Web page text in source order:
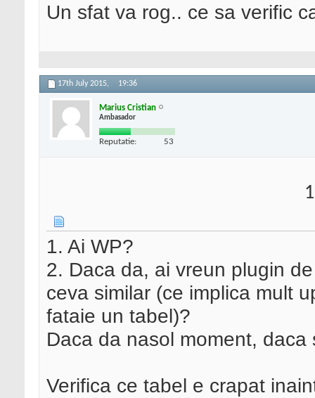
Un sfat va rog.. ce sa verific
17th July 2015, 19:36
Marius Cristian
Ambasador
Reputatie: 53
1. Ai WP?
2. Daca da, ai vreun plugin
ceva similar (ce implica mult
fataie un tabel)?
Daca da nasol moment,
Verifica ce tabel e crapat